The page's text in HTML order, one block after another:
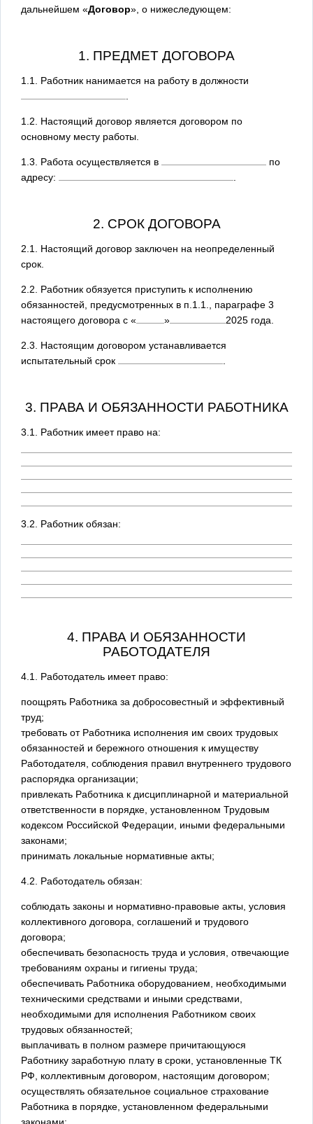
дальнейшем «Договор», о нижеследующем:
1. ПРЕДМЕТ ДОГОВОРА
1.1. Работник нанимается на работу в должности
1.2. Настоящий договор является договором по
основному месту работы.
1.3. Работа осуществляется в
по
адресу:
2. СРОК ДОГОВОРА
2.1. Настоящий договор заключен на неопределенный
срок.
2.2. Работник обязуется приступить к исполнению
обязанностей, предусмотренных в п.1.1., параграфе 3
настоящего договора с « » 2025 года.
2.3. Настоящим договором устанавливается
испытательный срок
3. ПРАВА И ОБЯЗАННОСТИ РАБОТНИКА
3.1. Работник имеет право на:
3.2. Работник обязан:
4. ПРАВА И ОБЯЗАННОСТИ
РАБОТОДАТЕЛЯ
4.1. Работодатель имеет право:
поощрять Работника за добросовестный и эффективный
труд;
требовать от Работника исполнения им своих трудовых
обязанностей и бережного отношения к имуществу
Работодателя, соблюдения правил внутреннего трудового
распорядка организации;
привлекать Работника к дисциплинарной и материальной
ответственности в порядке, установленном Трудовым
кодексом Российской Федерации, иными федеральными
законами;
принимать локальные нормативные акты;
4.2. Работодатель обязан:
соблюдать законы и нормативно-правовые акты, условия
коллективного договора, соглашений и трудового
договора;
обеспечивать безопасность труда и условия, отвечающие
требованиям охраны и гигиены труда;
обеспечивать Работника оборудованием, необходимыми
техническими средствами и иными средствами,
необходимыми для исполнения Работником своих
трудовых обязанностей;
выплачивать в полном размере причитающуюся
Работнику заработную плату в сроки, установленные ТК
РФ, коллективным договором, настоящим договором;
осуществлять обязательное социальное страхование
Работника в порядке, установленном федеральными